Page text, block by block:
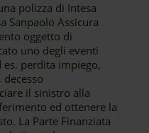
polizza di Intesa
Sanpaolo Assicura
oggetto di
uno degli eventi
es. perdita impiego,
il sinistro alla
ed ottenere la
La Parte Finanziata